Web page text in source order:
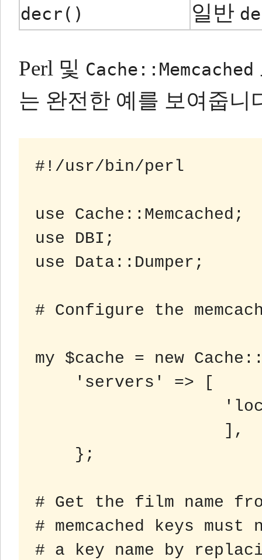
decr()
일반
Perl 및 Cache::Memcached
는 완전한 예를 보여줍니
#!/usr/bin/perl
use Cache::Memcached;
use DBI;
use Data::Dumper;
# Configure the
my $cache = new
# Get the film name
# memcached keys
# a key name by